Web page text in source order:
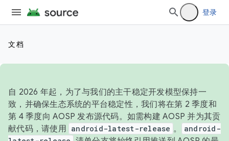
登录
文档
自 2026 年起，为了与我们的主干稳定开发模型保持一
致，并确保生态系统的平台稳定性，我们将在第 2 季度和
第 4 季度向 AOSP 发布源代码。如需构建 AOSP 并为其贡
献代码，请使用 android-latest-release 。
android-